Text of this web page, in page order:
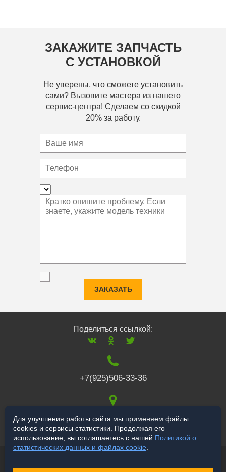
ЗАКАЖИТЕ ЗАПЧАСТЬ
С УСТАНОВКОЙ
Не уверены, что сможете установить
сами? Вызовите мастера из нашего
сервис-центра! Сделаем со скидкой
20% за работу.
ЗАКАЗАТЬ
Поделиться ссылкой:
+7(925)506-33-36
117519,г. Москва,
Варшавское ш., 132
Для улучшения работы сайта мы применяем файлы
cookies и сервисы статистики. Продолжая его
использование, вы соглашаетесь с нашей Политикой о
статистических данных и файлах cookie